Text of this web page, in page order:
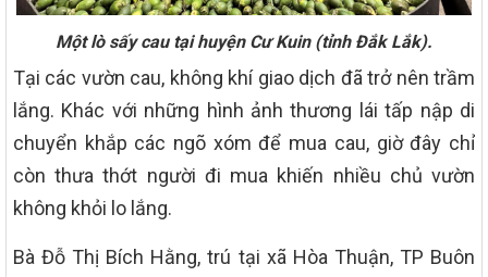
Một lò sấy cau tại huyện Cư Kuin (tỉnh Đắk Lắk).
Tại các vườn cau, không khí giao dịch đã trở nên trầm
lắng. Khác với những hình ảnh thương lái tấp nập di
chuyển khắp các ngõ xóm để mua cau, giờ đây chỉ
còn thưa thớt người đi mua khiến nhiều chủ vườn
không khỏi lo lắng.
Bà Đỗ Thị Bích Hằng, trú tại xã Hòa Thuận, TP Buôn